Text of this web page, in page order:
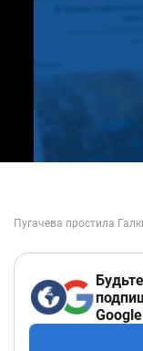
Google